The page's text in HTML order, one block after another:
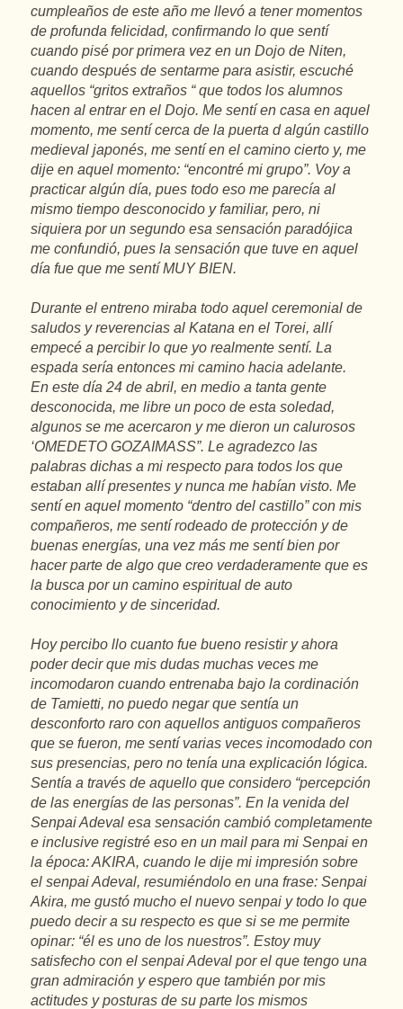
cumpleaños de este año me llevó a tener momentos
de profunda felicidad, confirmando lo que sentí
cuando pisé por primera vez en un Dojo de Niten,
cuando después de sentarme para asistir, escuché
aquellos “gritos extraños “ que todos los alumnos
hacen al entrar en el Dojo. Me sentí en casa en aquel
momento, me sentí cerca de la puerta d algún castillo
medieval japonés, me sentí en el camino cierto y, me
dije en aquel momento: “encontré mi grupo”. Voy a
practicar algún día, pues todo eso me parecía al
mismo tiempo desconocido y familiar, pero, ni
siquiera por un segundo esa sensación paradójica
me confundió, pues la sensación que tuve en aquel
día fue que me sentí MUY BIEN.
Durante el entreno miraba todo aquel ceremonial de
saludos y reverencias al Katana en el Torei, allí
empecé a percibir lo que yo realmente sentí. La
espada sería entonces mi camino hacia adelante.
En este día 24 de abril, en medio a tanta gente
desconocida, me libre un poco de esta soledad,
algunos se me acercaron y me dieron un calurosos
‘OMEDETO GOZAIMASS”. Le agradezco las
palabras dichas a mi respecto para todos los que
estaban allí presentes y nunca me habían visto. Me
sentí en aquel momento “dentro del castillo” con mis
compañeros, me sentí rodeado de protección y de
buenas energías, una vez más me sentí bien por
hacer parte de algo que creo verdaderamente que es
la busca por un camino espiritual de auto
conocimiento y de sinceridad.
Hoy percibo llo cuanto fue bueno resistir y ahora
poder decir que mis dudas muchas veces me
incomodaron cuando entrenaba bajo la cordinación
de Tamietti, no puedo negar que sentía un
desconforto raro con aquellos antiguos compañeros
que se fueron, me sentí varias veces incomodado con
sus presencias, pero no tenía una explicación lógica.
Sentía a través de aquello que considero “percepción
de las energías de las personas”. En la venida del
Senpai Adeval esa sensación cambió completamente
e inclusive registré eso en un mail para mi Senpai en
la época: AKIRA, cuando le dije mi impresión sobre
el senpai Adeval, resumiéndolo en una frase: Senpai
Akira, me gustó mucho el nuevo senpai y todo lo que
puedo decir a su respecto es que si se me permite
opinar: “él es uno de los nuestros”. Estoy muy
satisfecho con el senpai Adeval por el que tengo una
gran admiración y espero que también por mis
actitudes y posturas de su parte los mismos